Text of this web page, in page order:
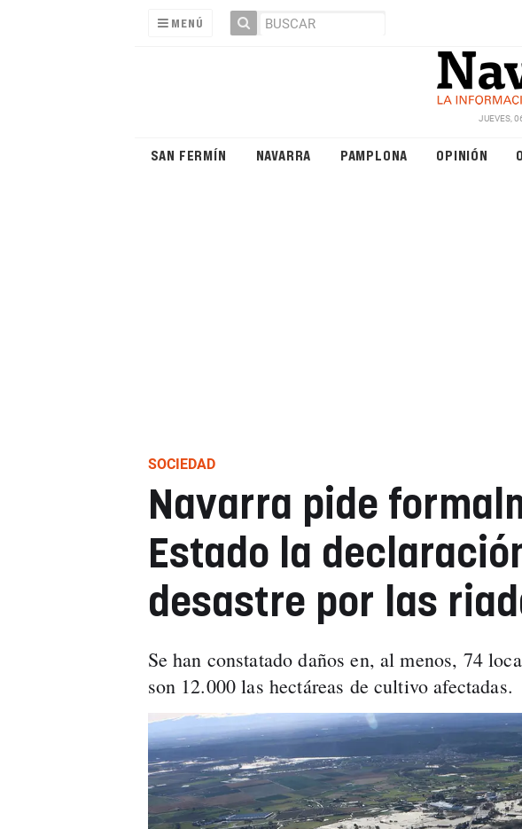
MENÚ
JUEVES,
SAN FERMÍN NAVARRA PAMPLONA OPINIÓN
SOCIEDAD
Navarra pide
Estado la
desastre por las
Se han constatado daños en, al menos, 74
son 12.000 las hectáreas de cultivo afectadas.